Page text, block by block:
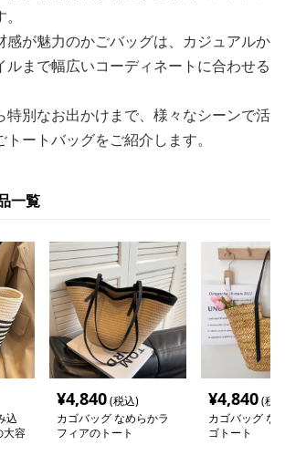
感が魅力のかごバッグは、カジュアルか
ルまで幅広いコーディネートに合わせる
特別なお出かけまで、様々なシーンで活
ートバッグをご紹介します。
一覧
込
大容
¥4,840(税込)
カゴバッグ なめらかラ
フィアのトート
¥4,840(税
カゴバッグ な
ゴトート